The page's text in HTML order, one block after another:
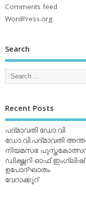
Comments feed
WordPress.org
Search
Recent Posts
പദ്മാവതി ഡോ.വി.
ഡോ.വി.പദ്മാവതി
നിയമസഭ
ഡിക്ഷ്ണറി ഓഫ്
ഉപോദ്ഘാതം
വേറാക്കൂറ്